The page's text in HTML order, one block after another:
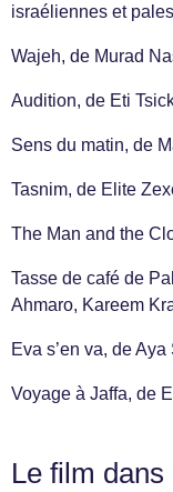
israéliennes et
Wajeh, de Murad
Audition, de Eti
Sens du matin, de
Tasnim, de Elite
The Man and the
Tasse de café de
Ahmaro, Kareem
Eva s’en va, de
Voyage à Jaffa, de
Le film